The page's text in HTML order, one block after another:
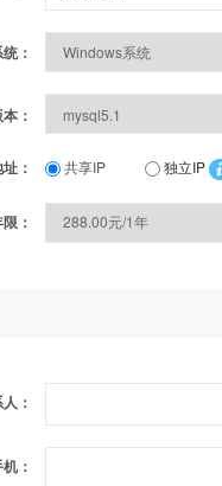
：
：
： 共享IP 独立IP
：
：
：